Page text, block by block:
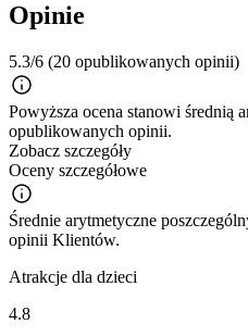
Opinie
5.3/6 (20 opublikowanych opinii)
Powyższa ocena stanowi średnią
opublikowanych opinii.
Zobacz szczegóły
Oceny szczegółowe
Średnie arytmetyczne
opinii Klientów.
Atrakcje dla dzieci
4.8